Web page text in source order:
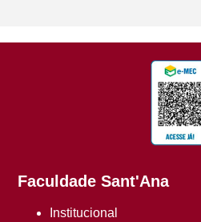
Faculdade Sant'Ana
Institucional